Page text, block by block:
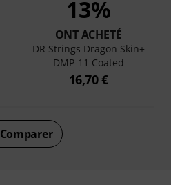
13%
ONT ACHETÉ
DR Strings Dragon Skin+
DMP-11 Coated
16,70 €
Comparer